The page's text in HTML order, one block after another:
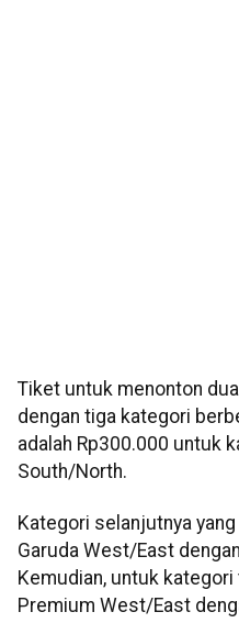
Tiket untuk menonton
dengan tiga kategori
adalah Rp300.000 untuk
South/North.
Kategori selanjutnya
Garuda West/East
Kemudian, untuk
Premium West/East